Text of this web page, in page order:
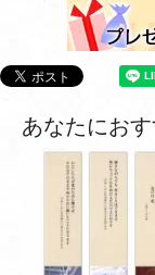
あなたにお